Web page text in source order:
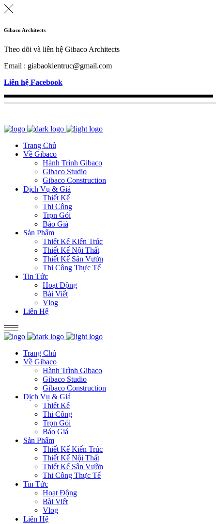
Gibaco Architects
Theo dõi và liên hệ Gibaco Architects
Email : giabaokientruc@gmail.com
Liên hệ Facebook
Trang Chủ
Về Gibaco
Hành Trình Gibaco
Gibaco Studio
Gibaco Construction
Dịch Vụ & Giá
Thiết Kế
Thi Công
Trọn Gói
Báo Giá
Sản Phẩm
Thiết Kế Kiến Trúc
Thiết Kế Nội Thất
Thiết Kế Sân Vườn
Thi Công Thực Tế
Tin Tức
Hoạt Động
Bài Viết
Vlog
Liên Hệ
Trang Chủ
Về Gibaco
Hành Trình Gibaco
Gibaco Studio
Gibaco Construction
Dịch Vụ & Giá
Thiết Kế
Thi Công
Trọn Gói
Báo Giá
Sản Phẩm
Thiết Kế Kiến Trúc
Thiết Kế Nội Thất
Thiết Kế Sân Vườn
Thi Công Thực Tế
Tin Tức
Hoạt Động
Bài Viết
Vlog
Liên Hệ